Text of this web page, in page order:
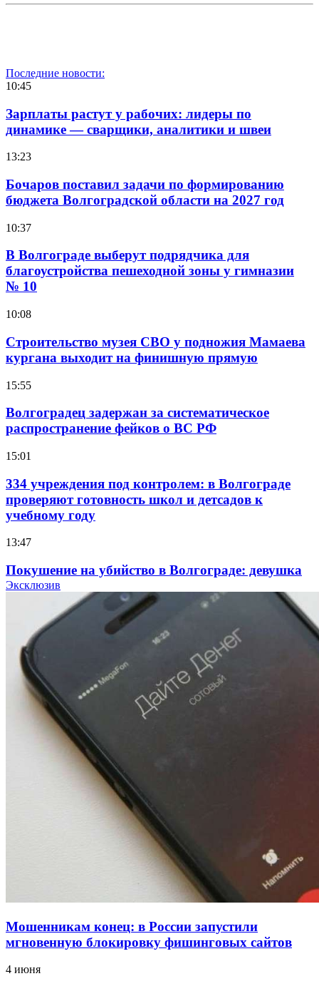
Последние новости:
10:45
Зарплаты растут у рабочих: лидеры по
динамике — сварщики, аналитики и швеи
13:23
Бочаров поставил задачи по формированию
бюджета Волгоградской области на 2027 год
10:37
В Волгограде выберут подрядчика для
благоустройства пешеходной зоны у гимназии
№ 10
10:08
Строительство музея СВО у подножия Мамаева
кургана выходит на финишную прямую
15:55
Волгоградец задержан за систематическое
распространение фейков о ВС РФ
15:01
334 учреждения под контролем: в Волгограде
проверяют готовность школ и детсадов к
учебному году
13:47
Покушение на убийство в Волгограде: девушка
напала на незнакомую женщину с ножом
Сладкий праздник в Волгограде: в Центральном
парке прошёл фестиваль „Арбузный переполох“
15:10
Волгоградские компании нарастили экспорт:
заключены контракты на 3,6 млн долларов
Атака БПЛА в Волгоградской области: есть
пострадавшие и повреждения инфраструктуры
Эксклюзив
Мошенникам конец: в России запустили
мгновенную блокировку фишинговых сайтов
4 июня